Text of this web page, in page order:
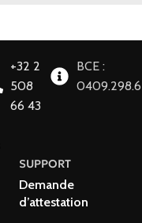
+32 2
508
66 43
BCE :
SUPPORT
Demande
d’attestation